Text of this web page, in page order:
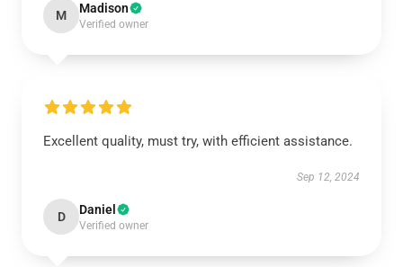
M Madison
Verified owner
Excellent quality, must try, with efficient assistance.
Sep 12, 2024
D Daniel
Verified owner